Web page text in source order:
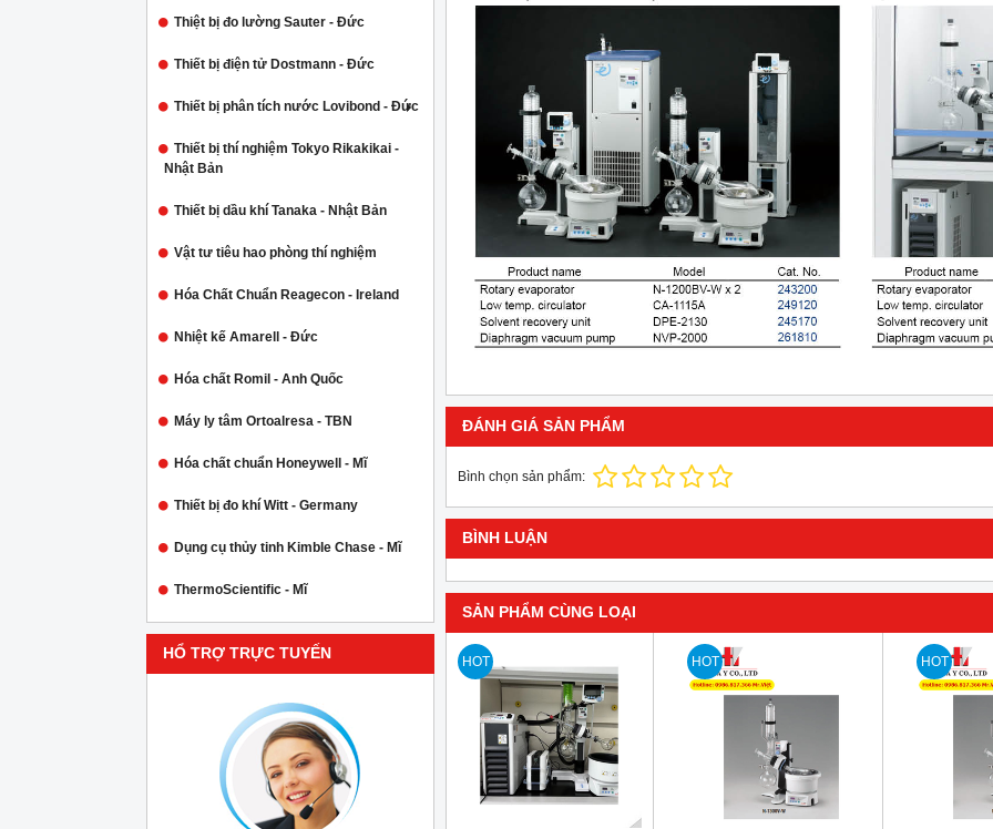
Thiệt bị đo lường Sauter - Đức
Thiết bị điện tử Dostmann - Đức
Thiết bị phân tích nước Lovibond - Đức
Thiết bị thí nghiệm Tokyo Rikakikai -
Nhật Bản
Thiết bị dầu khí Tanaka - Nhật Bản
Vật tư tiêu hao phòng thí nghiệm
Hóa Chất Chuẩn Reagecon - Ireland
Nhiệt kế Amarell - Đức
Hóa chất Romil - Anh Quốc
Máy ly tâm Ortoalresa - TBN
Hóa chất chuẩn Honeywell - Mĩ
Thiết bị đo khí Witt - Germany
Dụng cụ thủy tinh Kimble Chase - Mĩ
ThermoScientific - Mĩ
HỔ TRỢ TRỰC TUYẾN
ĐÁNH GIÁ SẢN PHẨM
Bình chọn sản phẩm:
BÌNH LUẬN
SẢN PHẨM CÙNG LOẠI
HOT HOT HOT